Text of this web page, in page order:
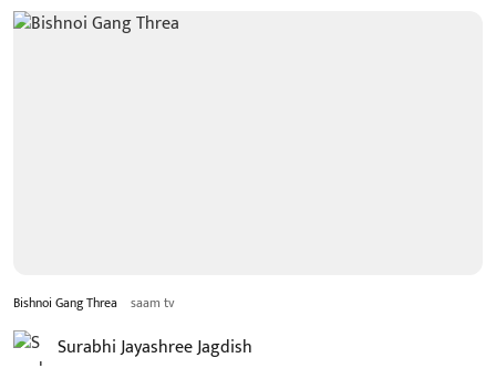
Bishnoi Gang Threa saam tv
Surabhi Jayashree Jagdish